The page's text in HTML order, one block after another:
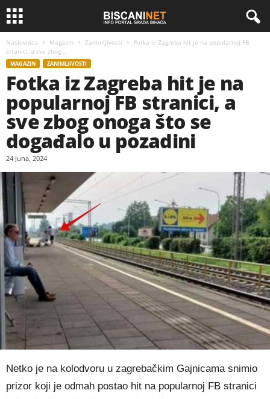
Naslovnica Magazin Zanimljivosti
Fotka iz Zagreba hit je na popularnoj FB
stranici, a sve zbog...
MAGAZIN ZANIMLJIVOSTI
Fotka iz Zagreba hit je na
popularnoj FB stranici, a
sve zbog onoga što se
događalo u pozadini
24 Juna, 2024
Netko je na kolodvoru u zagrebačkim Gajnicama snimio
prizor koji je odmah postao hit na popularnoj FB stranici